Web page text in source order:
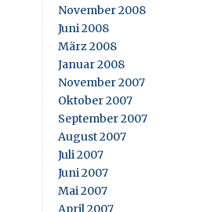
November 2008
Juni 2008
März 2008
Januar 2008
November 2007
Oktober 2007
September 2007
August 2007
Juli 2007
Juni 2007
Mai 2007
April 2007